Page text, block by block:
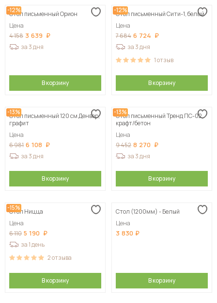
-12%
Стол письменный Орион
Цена
4 158 3 639
за 3 дня
В корзину
-12%
Стол письменный Сити-1, белый
Цена
7 684 6 724
за 3 дня
1отзыв
В корзину
-13%
Стол письменный 120 см Денвер,
графит
Цена
6 981 6 108
за 3 дня
В корзину
-13%
Стол письменный Тренд ПС-02,
крафт/бетон
Цена
9 452 8 270
за 3 дня
В корзину
-15%
Стол Ницца
Цена
6 110 5 190
за 1 день
2отзыва
В корзину
Стол (1200мм) - Белый
Цена
3 830
В корзину